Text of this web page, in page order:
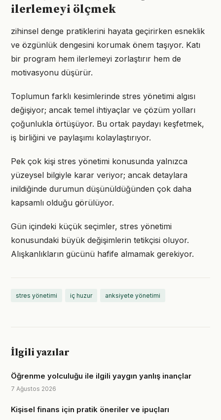
ilerlemeyi ölçmek
zihinsel denge pratiklerini hayata geçirirken esneklik
ve özgünlük dengesini korumak önem taşıyor. Katı
bir program hem ilerlemeyi zorlaştırır hem de
motivasyonu düşürür.
Toplumun farklı kesimlerinde stres yönetimi algısı
değişiyor; ancak temel ihtiyaçlar ve çözüm yolları
çoğunlukla örtüşüyor. Bu ortak paydayı keşfetmek,
iş birliğini ve paylaşımı kolaylaştırıyor.
Pek çok kişi stres yönetimi konusunda yalnızca
yüzeysel bilgiyle karar veriyor; ancak detaylara
inildiğinde durumun düşünüldüğünden çok daha
kapsamlı olduğu görülüyor.
Gün içindeki küçük seçimler, stres yönetimi
konusundaki büyük değişimlerin tetikçisi oluyor.
Alışkanlıkların gücünü hafife almamak gerekiyor.
stres yönetimi iç huzur anksiyete yönetimi
İlgili yazılar
Öğrenme yolculuğu ile ilgili yaygın yanlış inançlar
7 Ağustos 2026
Kişisel finans için pratik öneriler ve ipuçları